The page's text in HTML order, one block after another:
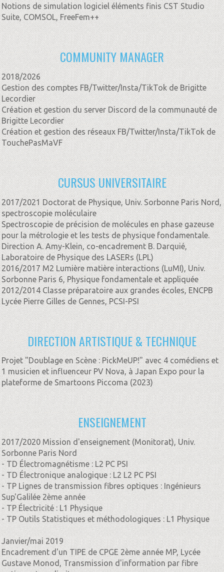
Notions de simulation logiciel éléments finis CST Studio
Suite, COMSOL, FreeFem++
COMMUNITY MANAGER
2018/2026
Gestion des comptes FB/Twitter/Insta/TikTok de Brigitte
Lecordier
Création et gestion du server Discord de la communauté de
Brigitte Lecordier
Création et gestion des réseaux FB/Twitter/Insta/TikTok de
TouchePasMaVF
CURSUS UNIVERSITAIRE
2017/2021 Doctorat de Physique, Univ. Sorbonne Paris Nord,
spectroscopie moléculaire
Spectroscopie de précision de molécules en phase gazeuse
pour la métrologie et les tests de physique fondamentale.
Direction A. Amy-Klein, co-encadrement B. Darquié,
Laboratoire de Physique des LASERs (LPL)
2016/2017 M2 Lumière matière interactions (LuMI), Univ.
Sorbonne Paris 6, Physique fondamentale et appliquée
2012/2014 Classe préparatoire aux grandes écoles, ENCPB
Lycée Pierre Gilles de Gennes, PCSI-PSI
DIRECTION ARTISTIQUE & TECHNIQUE
Projet "Doublage en Scène : PickMeUP!" avec 4 comédiens et
1 musicien et influenceur PV Nova, à Japan Expo pour la
plateforme de Smartoons Piccoma (2023)
ENSEIGNEMENT
2017/2020 Mission d'enseignement (Monitorat), Univ.
Sorbonne Paris Nord
- TD Électromagnétisme : L2 PC PSI
- TD Électronique analogique : L2 L2 PC PSI
- TP Lignes de transmission fibres optiques : Ingénieurs
Sup'Galilée 2ème année
- TP Électricité : L1 Physique
- TP Outils Statistiques et méthodologiques : L1 Physique
Janvier/mai 2019
Encadrement d'un TIPE de CPGE 2ème année MP, Lycée
Gustave Monod, Transmission d'information par fibre